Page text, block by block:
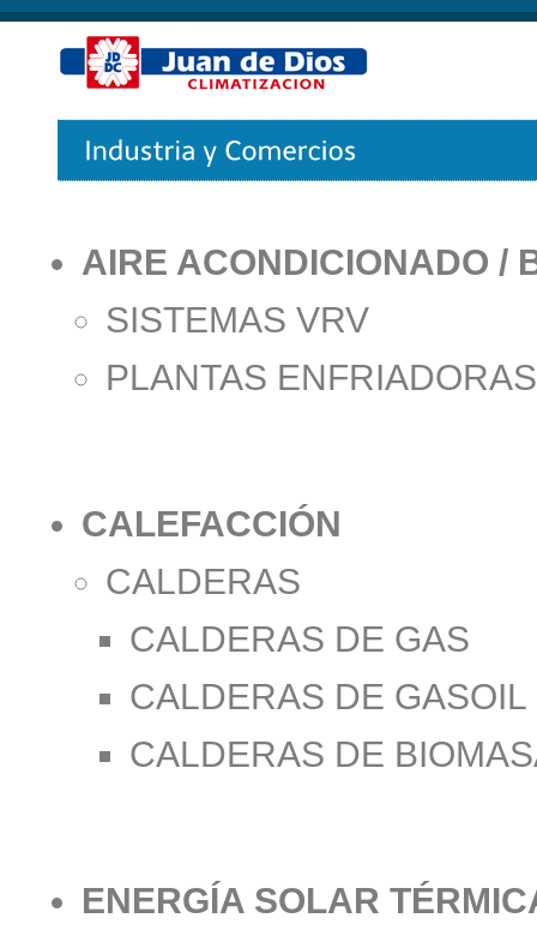
AIRE ACONDICIONADO /
SISTEMAS VRV
PLANTAS
CALEFACCIÓN
CALDERAS
CALDERAS DE GAS
CALDERAS DE GASOIL
CALDERAS DE
ENERGÍA SOLAR